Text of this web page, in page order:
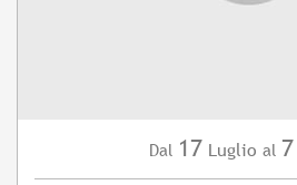
Dal 17 Luglio al 7